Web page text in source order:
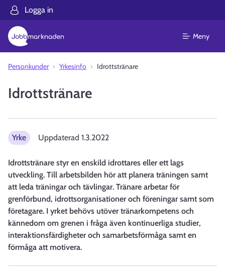
Logga in
Meny
Personkunder Yrkesinfo Idrottstränare
Idrottstränare
Yrke Uppdaterad 1.3.2022
Idrottstränare styr en enskild idrottares eller ett lags
utveckling. Till arbetsbilden hör att planera träningen samt
att leda träningar och tävlingar. Tränare arbetar för
grenförbund, idrottsorganisationer och föreningar samt som
företagare. I yrket behövs utöver tränarkompetens och
kännedom om grenen i fråga även kontinuerliga studier,
interaktionsfärdigheter och samarbetsförmåga samt en
förmåga att motivera.